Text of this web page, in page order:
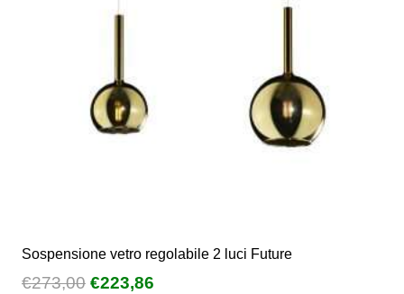
Sospensione vetro regolabile 2 luci Future
€273,00 Il
€223,86